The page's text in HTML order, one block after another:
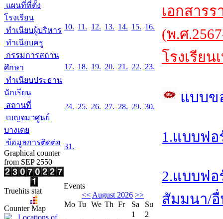
แผนที่ที่ตั้ง
โรงเรียน
ทำเนียบผู้บริหาร
ทำเนียบครู
กรรมการสถาน
ศึกษา
ทำเนียบประธาน
นักเรียน
สถานที่
เบญจมฯศูนย์
บางเตย
ข้อมูลการติดต่อ
Graphical counter
from SEP 2550
Truehits stat
Counter Map
10. 11. 12. 13. 14. 15. 16.
17. 18. 19. 20. 21. 22. 23.
24. 25. 26. 27. 28. 29. 30.
31.
Events
<< August 2026 >>
Mo Tu We Th Fr Sa
Su
1
2
เอกสาร
(พ.ศ
โรงเรีย
แบบข
1.แบบฟ
2.แบบฟ
สัมมนา/